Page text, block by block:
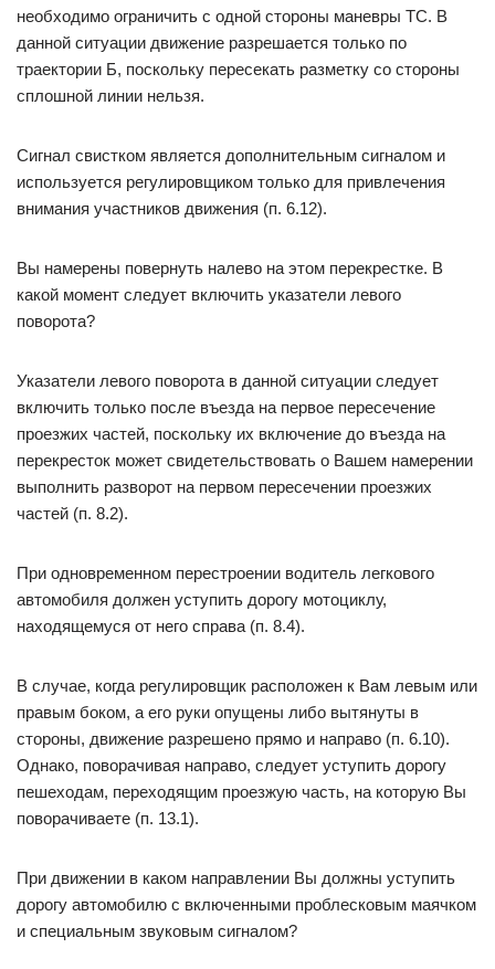
необходимо ограничить с одной стороны маневры ТС. В
данной ситуации движение разрешается только по
траектории Б, поскольку пересекать разметку со стороны
сплошной линии нельзя.
Сигнал свистком является дополнительным сигналом и
используется регулировщиком только для привлечения
внимания участников движения (п. 6.12).
Вы намерены повернуть налево на этом перекрестке. В
какой момент следует включить указатели левого
поворота?
Указатели левого поворота в данной ситуации следует
включить только после въезда на первое пересечение
проезжих частей, поскольку их включение до въезда на
перекресток может свидетельствовать о Вашем намерении
выполнить разворот на первом пересечении проезжих
частей (п. 8.2).
При одновременном перестроении водитель легкового
автомобиля должен уступить дорогу мотоциклу,
находящемуся от него справа (п. 8.4).
В случае, когда регулировщик расположен к Вам левым или
правым боком, а его руки опущены либо вытянуты в
стороны, движение разрешено прямо и направо (п. 6.10).
Однако, поворачивая направо, следует уступить дорогу
пешеходам, переходящим проезжую часть, на которую Вы
поворачиваете (п. 13.1).
При движении в каком направлении Вы должны уступить
дорогу автомобилю с включенными проблесковым маячком
и специальным звуковым сигналом?